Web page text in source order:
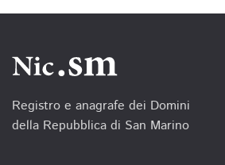
Registro e anagrafe dei Domini
della Repubblica di San Marino